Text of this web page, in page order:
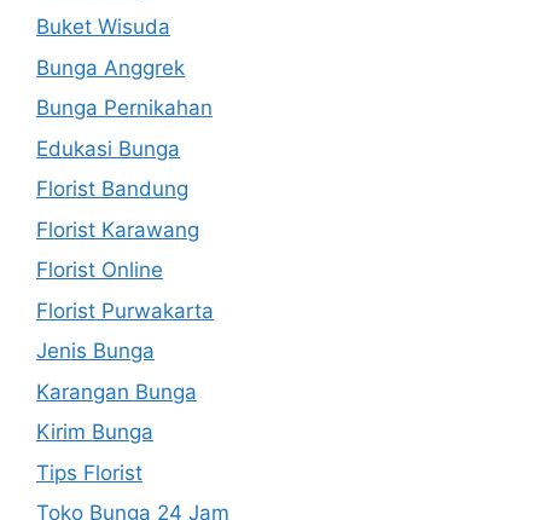
Buket Wisuda
Bunga Anggrek
Bunga Pernikahan
Edukasi Bunga
Florist Bandung
Florist Karawang
Florist Online
Florist Purwakarta
Jenis Bunga
Karangan Bunga
Kirim Bunga
Tips Florist
Toko Bunga 24 Jam